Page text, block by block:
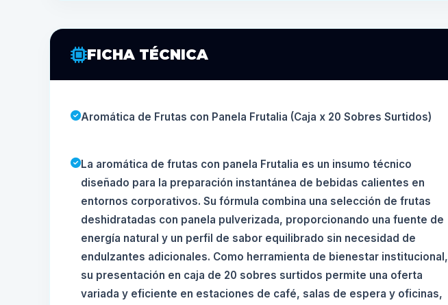
FICHA TÉCNICA
Aromática de Frutas con Panela Frutalia (Caja x 20 Sobres Surtidos)
La aromática de frutas con panela Frutalia es un insumo técnico
diseñado para la preparación instantánea de bebidas calientes en
entornos corporativos. Su fórmula combina una selección de frutas
deshidratadas con panela pulverizada, proporcionando una fuente de
energía natural y un perfil de sabor equilibrado sin necesidad de
endulzantes adicionales. Como herramienta de bienestar institucional,
su presentación en caja de 20 sobres surtidos permite una oferta
variada y eficiente en estaciones de café, salas de espera y oficinas,